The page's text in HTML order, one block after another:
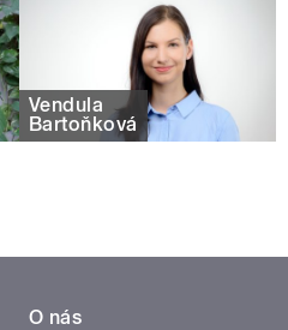
Vendula
Bartoňková
O nás